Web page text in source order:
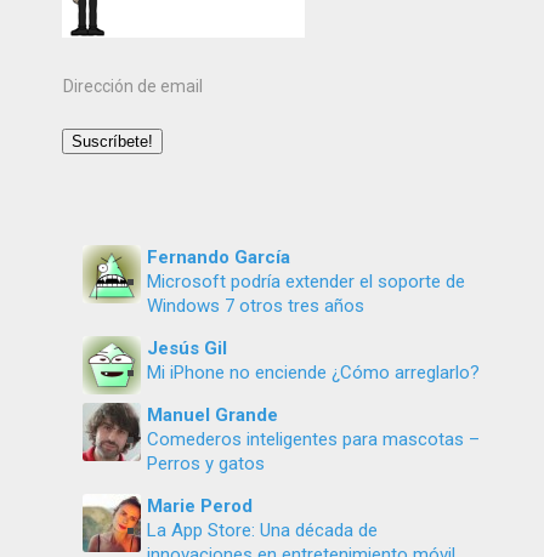
Dirección
email
Suscríbete!
Fernando García
Microsoft podría extender el soporte de
Windows 7 otros tres años
Jesús Gil
Mi iPhone no enciende ¿Cómo arreglarlo?
Manuel Grande
Comederos inteligentes para mascotas –
Perros y gatos
Marie Perod
La App Store: Una década de